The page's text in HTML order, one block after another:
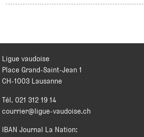
Ligue vaudoise
Place Grand-Saint-Jean 1
CH-1003 Lausanne
Tél. 021 312 19 14
courrier@ligue-vaudoise.ch
IBAN Journal La Nation: